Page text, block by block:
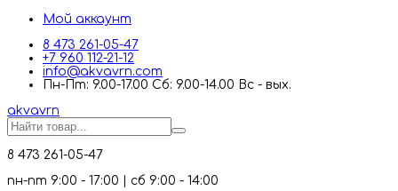
Мой аккаунт
8 473 261-05-47
+7 960 112-21-12
info@akvavrn.com
Пн-Пт: 9.00-17.00 Сб: 9.00-14.00 Вс - вых.
akvavrn
8 473 261-05-47
пн-пт 9:00 - 17:00 | сб 9:00 - 14:00